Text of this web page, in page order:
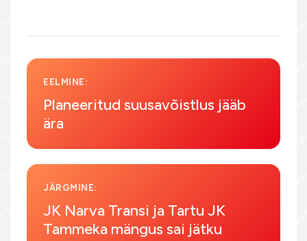
EELMINE:
Planeeritud suusavõistlus jääb
ära
JÄRGMINE:
JK Narva Transi ja Tartu JK
Tammeka mängus sai jätku